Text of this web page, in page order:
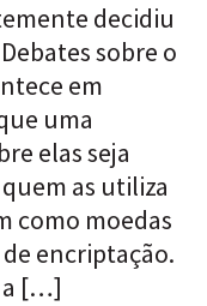
decidiu
sobre o
em
uma
elas seja
as utiliza
como moedas
encriptação.
a […]